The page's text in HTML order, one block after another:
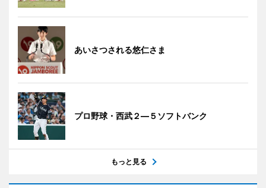
あいさつされる悠仁さま
プロ野球・西武２―５ソフトバンク
もっと見る